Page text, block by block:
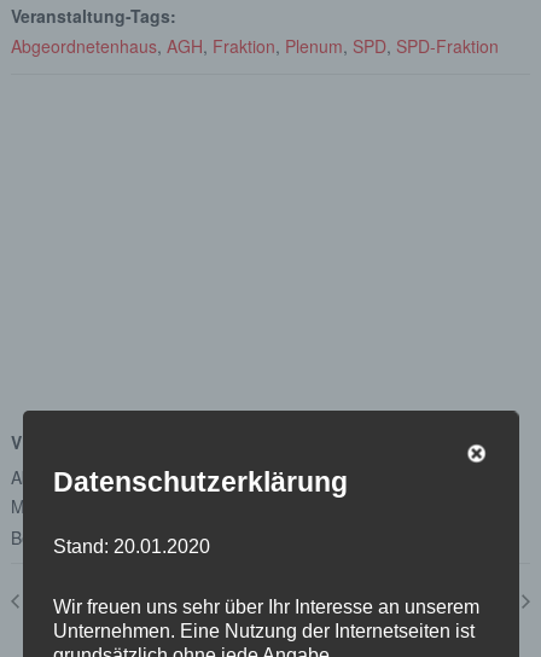
Veranstaltung-Tags:
Abgeordnetenhaus, AGH, Fraktion, Plenum, SPD, SPD-Fraktion
VERANSTALTUNGSORT
Abgeordnetenhaus von Berlin
Margot-Friedländer-Platz
Berlin , Berlin 10117 Google Karte anzeigen
Plenum Untersuchungsausschuss „BER II“ 11.09.2020
Datenschutzerklärung
Stand: 20.01.2020
Wir freuen uns sehr über Ihr Interesse an unserem
Unternehmen. Eine Nutzung der Internetseiten ist